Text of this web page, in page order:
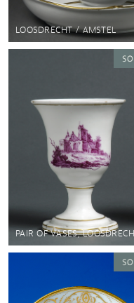
LOOSDRECHT / AMSTEL
PAIR OF VASES,